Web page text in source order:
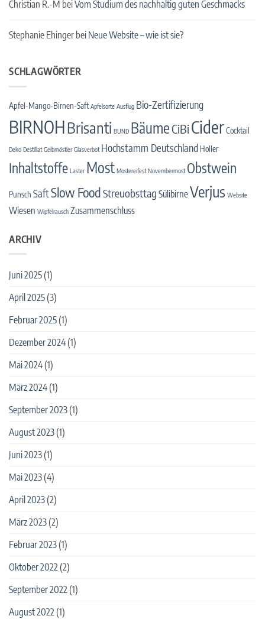
Christian R.-M beiVom Studium des nachhaltig guten Geschmacks
Stephanie Ehinger bei Neue Website – wie ist sie?
SCHLAGWÖRTER
Apfel-Mango-Birnen-Saft Apfelsorte Ausflug Bio-Zertifizierung
BIRNOHBrisanti BUND BäumeCiBi CiderCocktail
Deko Destillat Gelbmöstler Glasverbot Hochstamm Deutschland Holler
Inhaltstoffe Laster Most Mostereifest Novembermost Obstwein
Punsch SaftSlow FoodStreuobsttag SülibirneVerjus Website
Wiesen Wipfelrausch Zusammenschluss
ARCHIV
Juni 2025(1)
April 2025(3)
Februar 2025(1)
Dezember 2024(1)
Mai 2024(1)
März 2024(1)
September 2023(1)
August 2023(1)
Juni 2023(1)
Mai 2023(4)
April 2023(2)
März 2023(2)
Februar 2023(1)
Oktober 2022(2)
September 2022(1)
August 2022(1)